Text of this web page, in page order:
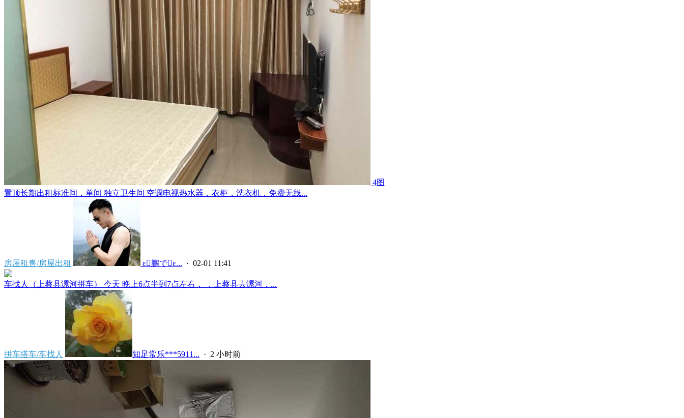
4图
置顶长期出租标准间，单间 独立卫生间 空调电视热水器，衣柜，洗衣机，免费无线...
房屋租售/房屋出租  ε鵬でε... · 02-01 11:41
车找人（上蔡县漯河拼车） 今天 晚上6点半到7点左右， ，上蔡县去漯河，...
拼车搭车/车找人 知足常乐***5911... · 2 小时前